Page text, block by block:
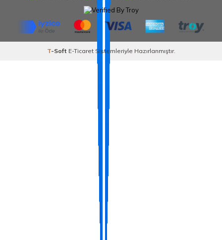
T-Soft E-TicaretSistemleriyle Hazırlanmıştır.